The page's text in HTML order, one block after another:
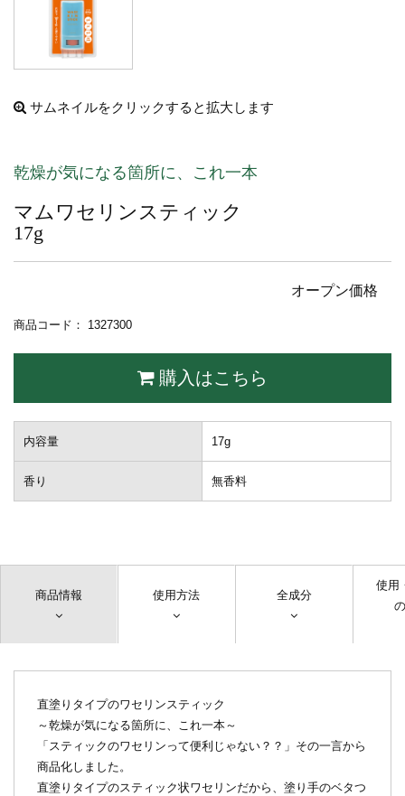
サムネイルをクリックすると拡大します
乾燥が気になる箇所に、これ一本
マムワセリンスティック
17g
オープン価格
商品コード： 1327300
購入はこちら
内容量 17g
香り 無香料
商品情報 使用方法 全成分
使用
直塗りタイプのワセリンスティック
～乾燥が気になる箇所に、これ一本～
「スティックのワセリンって便利じゃない？？」その一言から
商品化しました。
直塗りタイプのスティック状ワセリンだから、塗り手のベタつ